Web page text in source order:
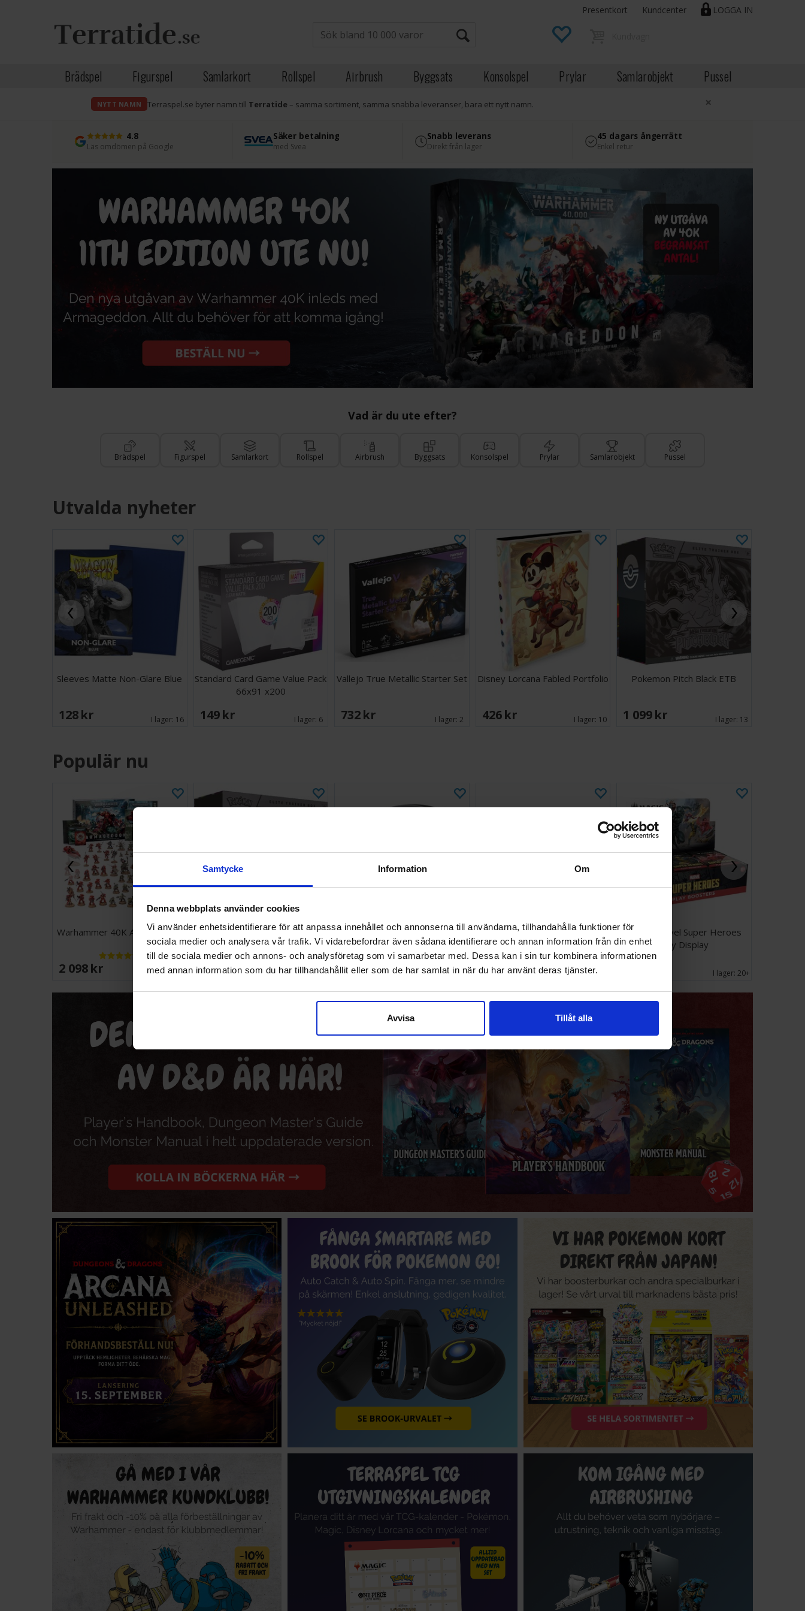
Samtycke Information Om
Denna webbplats använder cookies
Vi använder enhetsidentifierare för att anpassa innehållet och annonserna till användarna, tillhandahålla funktioner för
sociala medier och analysera vår trafik. Vi vidarebefordrar även sådana identifierare och annan information från din enhet
till de sociala medier och annons- och analysföretag som vi samarbetar med. Dessa kan i sin tur kombinera informationen
med annan information som du har tillhandahållit eller som de har samlat in när du har använt deras tjänster.
Avvisa Tillåt alla
LOGGA IN
Presentkort Kundcenter
Brädspel Figurspel Samlarkort Rollspel Airbrush Byggsats Konsolspel Prylar Samlarobjekt Pussel
NYTT NAMN Terraspel.se byter namn till Terratide– samma sortiment, samma snabba leveranser, bara ett nytt namn. ×
4.8
Läs omdömen på Google
Säker betalning
med Svea
Snabb leverans
Direkt från lager
45 dagars ångerrätt
Enkel retur
Vad är du ute efter?
Brädspel Figurspel Samlarkort Rollspel Airbrush Byggsats Konsolspel Prylar Samlarobjekt Pussel
Utvalda nyheter
Sleeves Matte Non-Glare Blue
128 SEK I lager: 16
Standard Card Game Value Pack
66x91 x200
149 SEK I lager: 6
Vallejo True Metallic Starter Set
732 SEK I lager: 2
Disney Lorcana Fabled Portfolio
426 SEK I lager: 10
Pokemon Pitch Black ETB
1 099 SEK I lager: 13
Populär nu
Warhammer 40K Armageddon
2 098 SEK I lager:20+
Pokemon Pitch Black ETB
1 099 SEK I lager:13
Brook Pocket Auto Catch Light
799 SEK I lager:20+
Harder & Steenbeck Evolution
2024 2in1
2 399 SEK I lager:20+
Magic Marvel Super Heroes
Play Display
I lager: 20+